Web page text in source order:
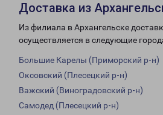
Доставка из
Из филиала в Архангельске
осуществляется в следующие
Большие Карелы (Приморский р-н)
Оксовский (Плесецкий р-н)
Важский (Виноградовский р-н)
Самодед (Плесецкий р-н)